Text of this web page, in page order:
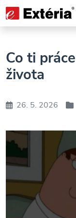
Co ti
života
Datum26. 5. 2026